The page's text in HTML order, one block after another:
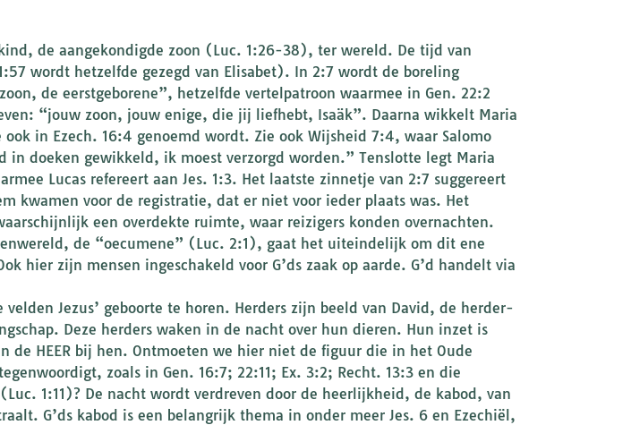
de aangekondigde zoon (Luc. 1:26-38), ter wereld. De tijd van
wordt hetzelfde gezegd van Elisabet). In 2:7 wordt de boreling
de eerstgeborene”, hetzelfde vertelpatroon waarmee in Gen. 22:2
“jouw zoon, jouw enige, die jij liefhebt, Isaäk”. Daarna wikkelt Maria
in Ezech. 16:4 genoemd wordt. Zie ook Wijsheid 7:4, waar Salomo
in doeken gewikkeld, ik moest verzorgd worden.” Tenslotte legt Maria
Lucas refereert aan Jes. 1:3. Het laatste zinnetje van 2:7 suggereert
kwamen voor de registratie, dat er niet voor ieder plaats was. Het
een overdekte ruimte, waar reizigers konden overnachten.
de “oecumene” (Luc. 2:1), gaat het uiteindelijk om dit ene
hier zijn mensen ingeschakeld voor G’ds zaak op aarde. G’d handelt via
Jezus’ geboorte te horen. Herders zijn beeld van David, de herder-
Deze herders waken in de nacht over hun dieren. Hun inzet is
de HEER bij hen. Ontmoeten we hier niet de figuur die in het Oude
zoals in Gen. 16:7; 22:11; Ex. 3:2; Recht. 13:3 en die
1:11)? De nacht wordt verdreven door de heerlijkheid, de kabod, van
G’ds kabod is een belangrijk thema in onder meer Jes. 6 en Ezechiël,